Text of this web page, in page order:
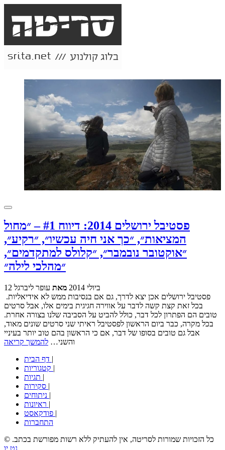
פסטיבל ירושלים 2014: דיווח #1 – ״מחול
המציאות״, ״כך אני חיה עכשיו״, ״רקיע״,
״אוקטובר נובמבר״, ״קלולס למתקדמים״,
״מהלכי לילה״
12 ביולי 2014 מאת עופר ליברגל
בכל זאת קצת קשה לדבר על אווירה חגיגית בימים אלו, אבל סרטים
טובים הם הפתרון לכל דבר, כולל להביט על הסביבה שלנו בצורה אחרת.
בכל מקרה, כבר ביום הראשון לפסטיבל ראיתי שני סרטים שונים מאוד,
אבל גם טובים בסופו של דבר, אם כי הראשון בהם טוב יותר בעיניי
והשני… להמשך קריאה
|
|
|
|
|
|
|
התחברות
© כל הזכויות שמורות לסריטה, אין להעתיק ללא רשות מפורשת בכתב.